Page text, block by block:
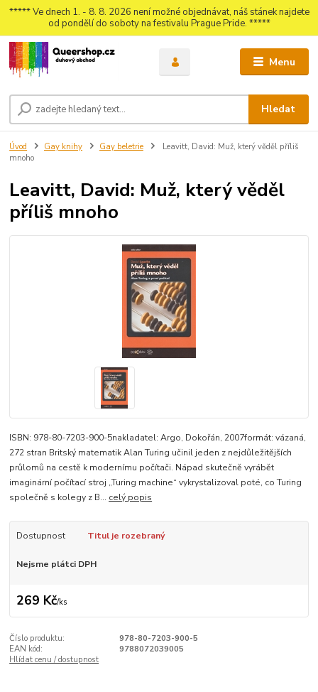
***** Ve dnech 1. - 8. 8. 2026 není možné objednávat, náš stánek najdete
od pondělí do soboty na festivalu Prague Pride. *****
Menu
Hledat
Úvod Gay knihy Gay beletrie
Leavitt, David: Muž, který věděl příliš
mnoho
Leavitt, David: Muž, který věděl
příliš mnoho
ISBN: 978-80-7203-900-5nakladatel: Argo, Dokořán, 2007formát: vázaná,
272 stran Britský matematik Alan Turing učinil jeden z nejdůležitějších
průlomů na cestě k modernímu počítači. Nápad skutečně vyrábět
imaginární počítací stroj „Turing machine“ vykrystalizoval poté, co Turing
společně s kolegy z B... celý popis
Dostupnost Titul je rozebraný
Nejsme plátci DPH
269 Kč/ks
Číslo produktu:
978-80-7203-900-5
EAN kód:
9788072039005
Hlídat cenu / dostupnost